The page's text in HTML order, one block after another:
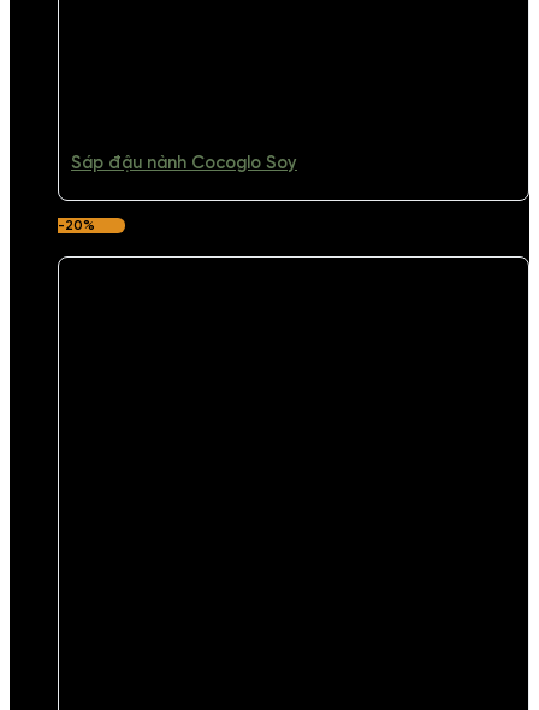
Sáp đậu nành Cocoglo Soy
-20%